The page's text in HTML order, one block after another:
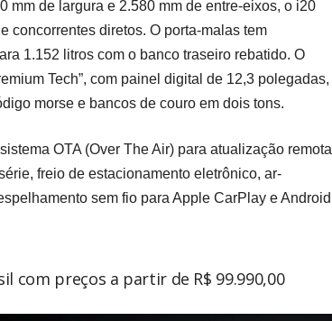
mm de largura e 2.580 mm de entre-eixos, o i20
concorrentes diretos. O porta-malas tem
1.152 litros com o banco traseiro rebatido. O
Tech”, com painel digital de 12,3 polegadas,
morse e bancos de couro em dois tons.
OTA (Over The Air) para atualização remota
freio de estacionamento eletrônico, ar-
sem fio para Apple CarPlay e Android
com preços a partir de R$ 99.990,00